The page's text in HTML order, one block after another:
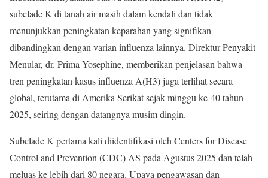
subclade K di tanah air masih dalam kendali dan tidak
menunjukkan peningkatan keparahan yang signifikan
dibandingkan dengan varian influenza lainnya. Direktur Penyakit
Menular, dr. Prima Yosephine, memberikan penjelasan bahwa
tren peningkatan kasus influenza A(H3) juga terlihat secara
global, terutama di Amerika Serikat sejak minggu ke-40 tahun
2025, seiring dengan datangnya musim dingin.
Subclade K pertama kali diidentifikasi oleh Centers for Disease
Control and Prevention (CDC) AS pada Agustus 2025 dan telah
meluas ke lebih dari 80 negara. Upaya pengawasan dan